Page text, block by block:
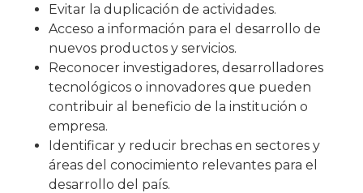
Evitar la duplicación de actividades.
Acceso a información para el desarrollo de
nuevos productos y servicios.
Reconocer investigadores, desarrolladores
tecnológicos o innovadores que pueden
contribuir al beneficio de la institución o
empresa.
Identificar y reducir brechas en sectores y
áreas del conocimiento relevantes para el
desarrollo del país.